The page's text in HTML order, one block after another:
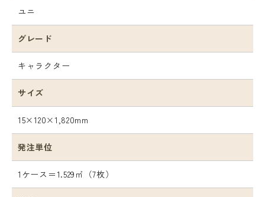
ユニ
グレード
キャラクター
サイズ
15×120×1,820mm
発注単位
1ケース＝1.529㎡（7枚）